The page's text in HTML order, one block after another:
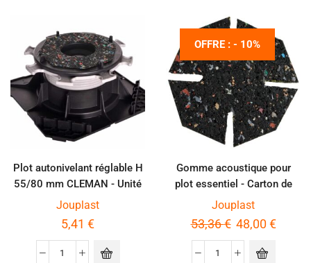
Plot autonivelant réglable H
55/80 mm CLEMAN - Unité
Jouplast
5,41 €
OFFRE : - 10%
Gomme acoustique pour
plot essentiel - Carton de
100 pièces
Jouplast
53,36€ 48,00€